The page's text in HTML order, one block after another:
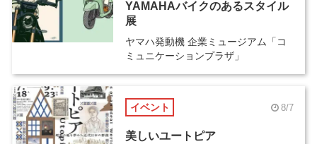
YAMAHAバイクのあるスタイル
展
ヤマハ発動機 企業ミュージアム「コ
ミュニケーションプラザ」
イベント 8/7
美しいユートピア